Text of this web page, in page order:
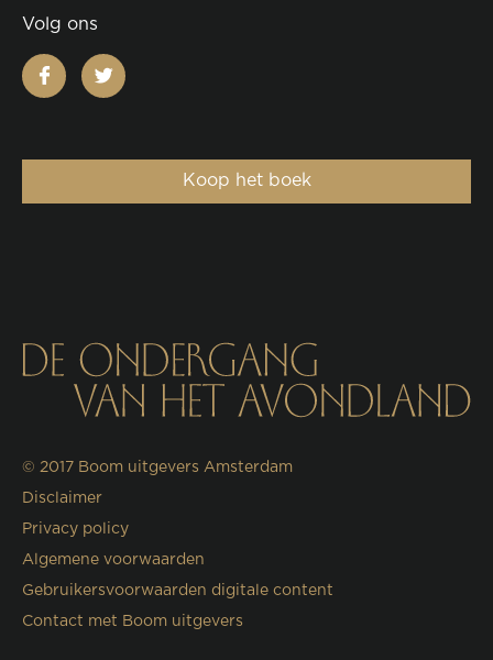
Volg ons
facebooktwitter
Koop het boek
© 2017 Boom uitgevers Amsterdam
Disclaimer
Privacy policy
Algemene voorwaarden
Gebruikersvoorwaarden digitale content
Contact met Boom uitgevers